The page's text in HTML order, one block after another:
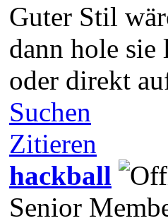
Guter Stil
dann hole
oder direkt
Suchen
Zitieren
hackball
Senior